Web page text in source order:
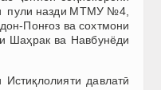
пули назди МТМУ №4,
Понғоз ва сохтмони
Шаҳрак ва Навбунёди
давлатӣ